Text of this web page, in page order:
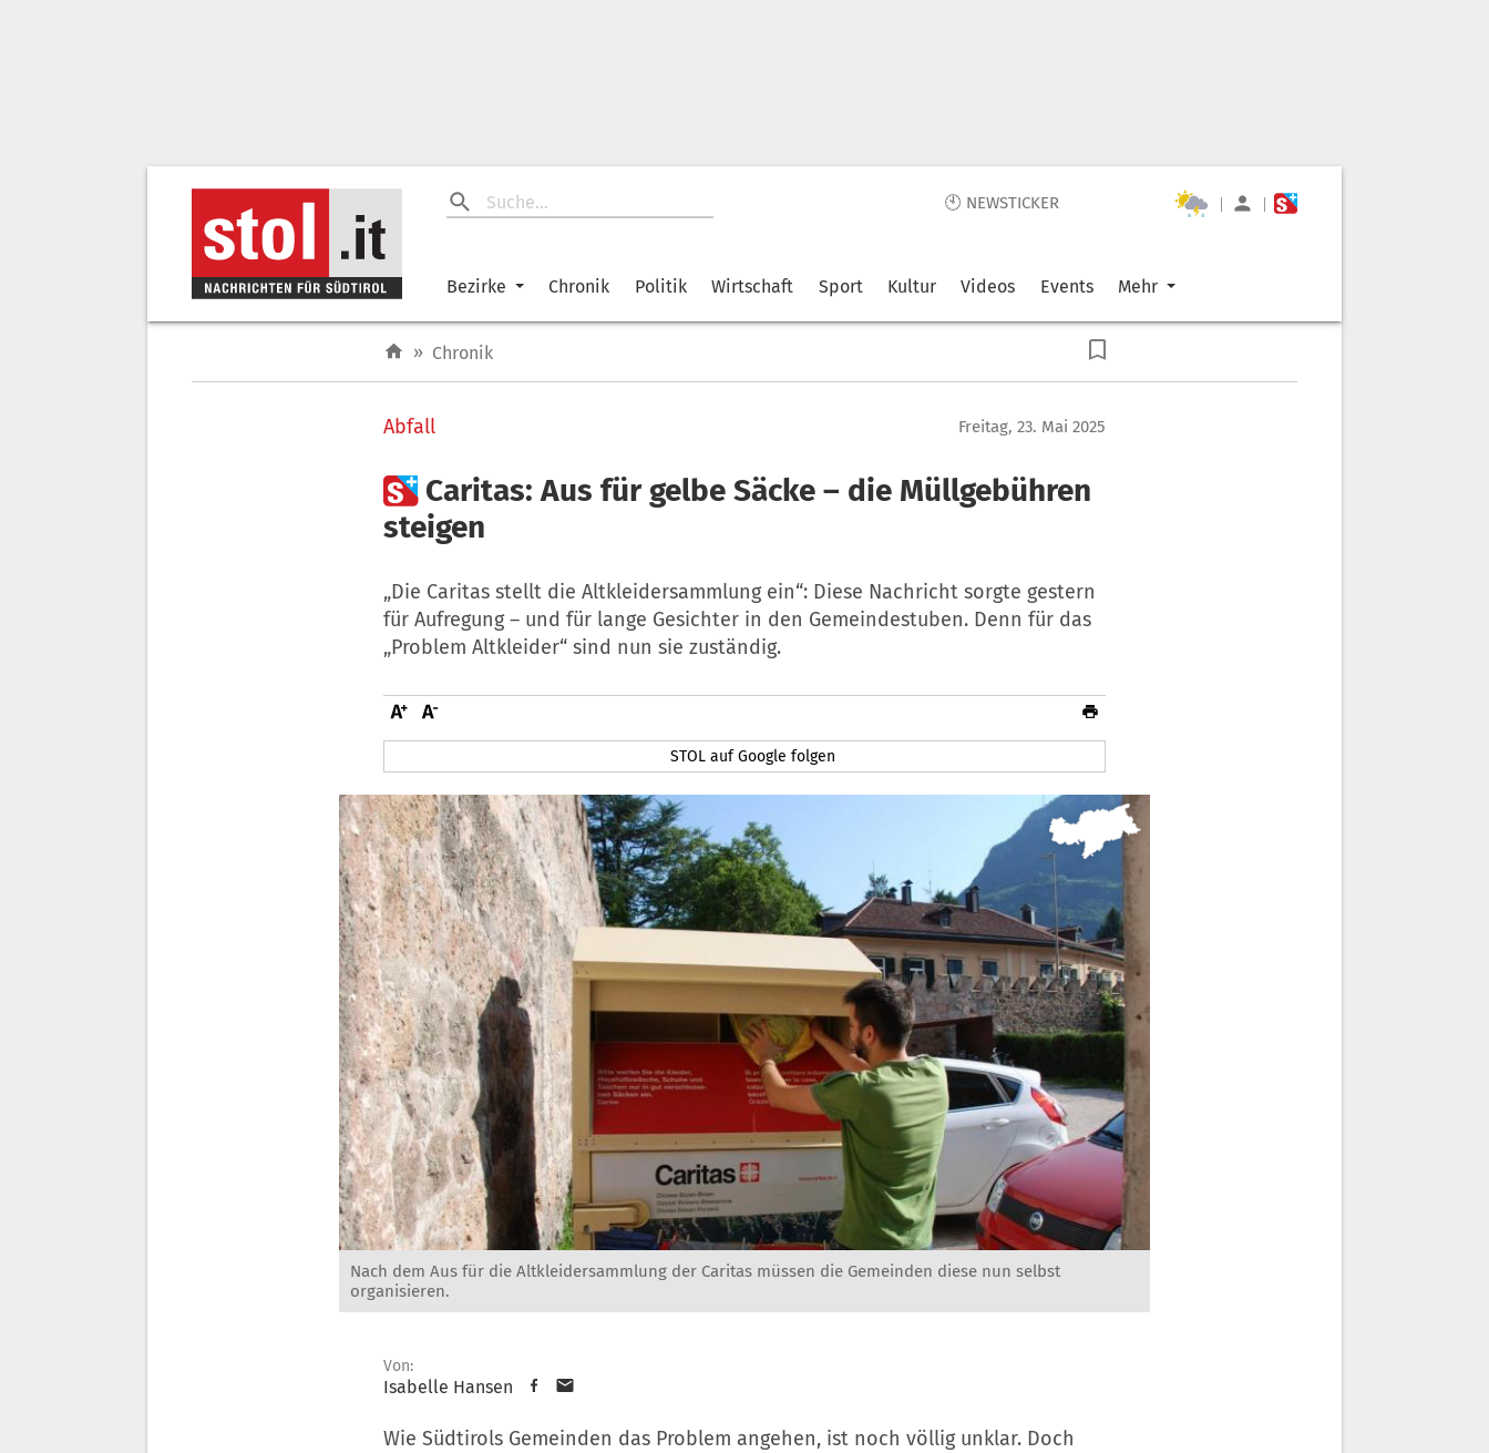
🕙 NEWSTICKER | |
Bezirke Chronik Politik Wirtschaft Sport Kultur Videos Events Mehr
» Chronik
Abfall Freitag, 23. Mai 2025
 Caritas: Aus für gelbe Säcke – die Müllgebühren
steigen
„Die Caritas stellt die Altkleidersammlung ein“: Diese Nachricht sorgte gestern
für Aufregung – und für lange Gesichter in den Gemeindestuben. Denn für das
„Problem Altkleider“ sind nun sie zuständig.
STOL auf Google folgen
Nach dem Aus für die Altkleidersammlung der Caritas müssen die Gemeinden diese nun selbst
organisieren.
Von:
Isabelle Hansen
Wie Südtirols Gemeinden das Problem angehen, ist noch völlig unklar. Doch